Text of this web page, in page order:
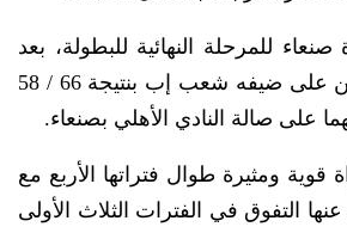
للمرحلة النهائية للبطولة، بعد
فوزه الصعب والثمين على ضيفه شعب إب بنتيجة 66 / 58
على صالة النادي الأهلي بصنعاء.
قوية ومثيرة طوال فتراتها الأربع مع
التفوق في الفترات الثلاث الأولى